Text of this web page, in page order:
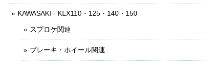
KAWASAKI - KLX110・125・140・150
スプロケ関連
ブレーキ・ホイール関連